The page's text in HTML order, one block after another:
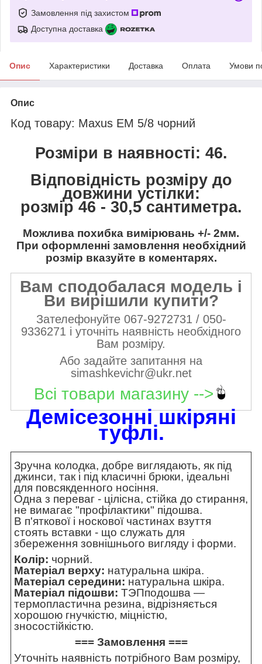
Замовлення під захистом
Доступна доставка
Опис Характеристики Доставка Оплата Умови
Опис
Код товару: Maxus EM 5/8 чорний
Розміри в наявності: 46.
Відповідність розміру до
довжини устілки:
розмір 46 - 30,5 сантиметра.
Можлива похибка вимірювань +/- 2мм.
При оформленні замовлення необхідний
розмір вказуйте в коментарях.
Вам сподобалася модель і
Ви вирішили купити?
Зателефонуйте 067-9272731 / 050-
9336271 і уточніть наявність необхідного
Вам розміру.
Або задайте запитання на
simashkevichr@ukr.net
Всі товари магазину -->
Демісезонні шкіряні
туфлі.
Зручна колодка, добре виглядають, як під
джинси, так і під класичні брюки, ідеальні
для повсякденного носіння.
Одна з переваг - цілісна, стійка до стирання,
не вимагає "профілактики" підошва.
В п'яткової і носкової частинах взуття
стоять вставки - що служать для
збереження зовнішнього вигляду і форми.
Колір: чорний.
Матеріал верху: натуральна шкіра.
Матеріал середини: натуральна шкіра.
Матеріал підошви: ТЭПподошва —
термопластична резина, відрізняється
хорошою гнучкістю, міцністю,
зносостійкістю.
=== Замовлення ===
Уточніть наявність потрібного Вам розміру,